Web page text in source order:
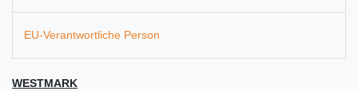
EU-Verantwortliche Person
WESTMARK